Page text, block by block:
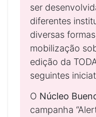
ser
diferentes
diversas
mobilização
edição da
seguintes
O Núcleo
campanha